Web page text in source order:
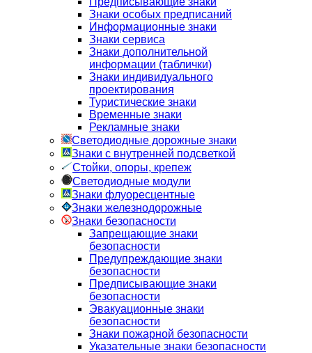
Знаки особых предписаний
Информационные знаки
Знаки сервиса
Знаки дополнительной
информации (таблички)
Знаки индивидуального
проектирования
Туристические знаки
Временные знаки
Рекламные знаки
Светодиодные дорожные знаки
Знаки с внутренней подсветкой
Стойки, опоры, крепеж
Светодиодные модули
Знаки флуоресцентные
Знаки железнодорожные
Знаки безопасности
Запрещающие знаки
безопасности
Предупреждающие знаки
безопасности
Предписывающие знаки
безопасности
Эвакуационные знаки
безопасности
Знаки пожарной безопасности
Указательные знаки безопасности